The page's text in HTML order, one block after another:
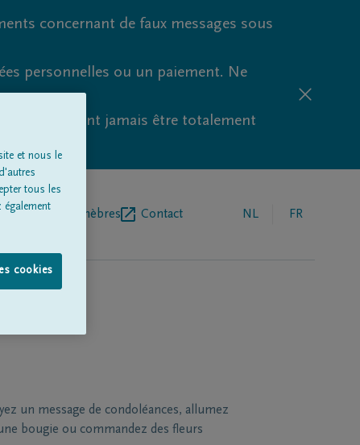
concernant de faux messages sous
personnelles ou un paiement. Ne
ne peuvent jamais être totalement
de pompes funèbres Contact NL FR
un message de condoléances, allumez
bougie ou commandez des fleurs
et nous le
tous les
cookies